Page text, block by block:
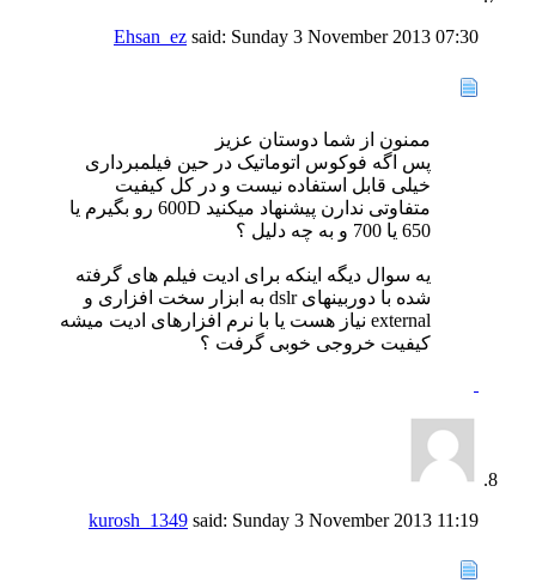
Ehsan_ez said: Sunday 3 November 2013 07:30
ممنون از شما دوستان عزیز
پس اگه فوکوس اتوماتیک در حین فیلمبرداری
خیلی قابل استفاده نیست و در کل کیفیت
متفاوتی ندارن پیشنهاد میکنید 600D رو بگیرم یا
650 یا 700 و به چه دلیل ؟
یه سوال دیگه اینکه برای ادیت فیلم های گرفته
شده با دوربینهای dslr به ابزار سخت افزاری و
external نیاز هست یا با نرم افزارهای ادیت میشه
کیفیت خروجی خوبی گرفت ؟
kurosh_1349 said: Sunday 3 November 2013 11:19